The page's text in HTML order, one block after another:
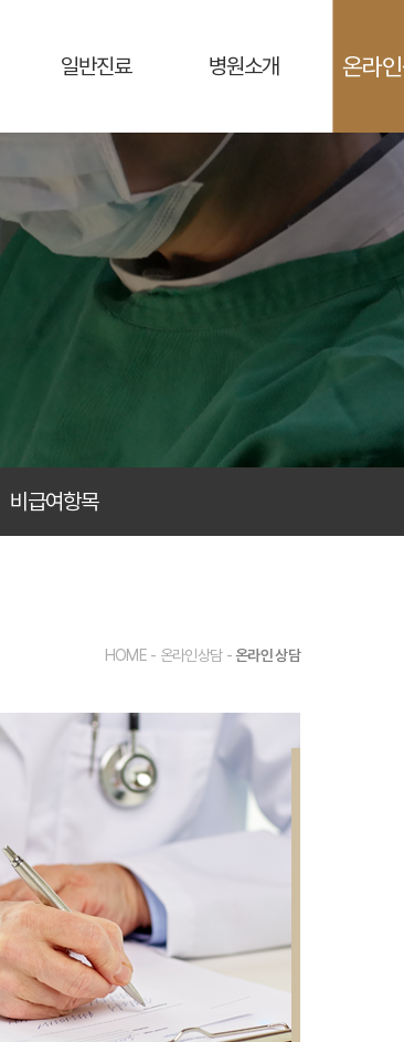
일반진료 병원소개 온라
비급여항목
HOME - 온라인상담 -온라인 상담